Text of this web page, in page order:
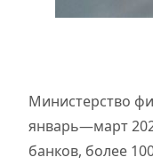
Министерство
январь—март
банков, более